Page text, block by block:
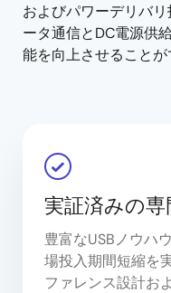
およびパワーデリバ
ータ通信とDC電源供
能を向上させることが
実証済みの専
豊富なUSBノウハ
場投入期間短縮を
ファレンス設計お